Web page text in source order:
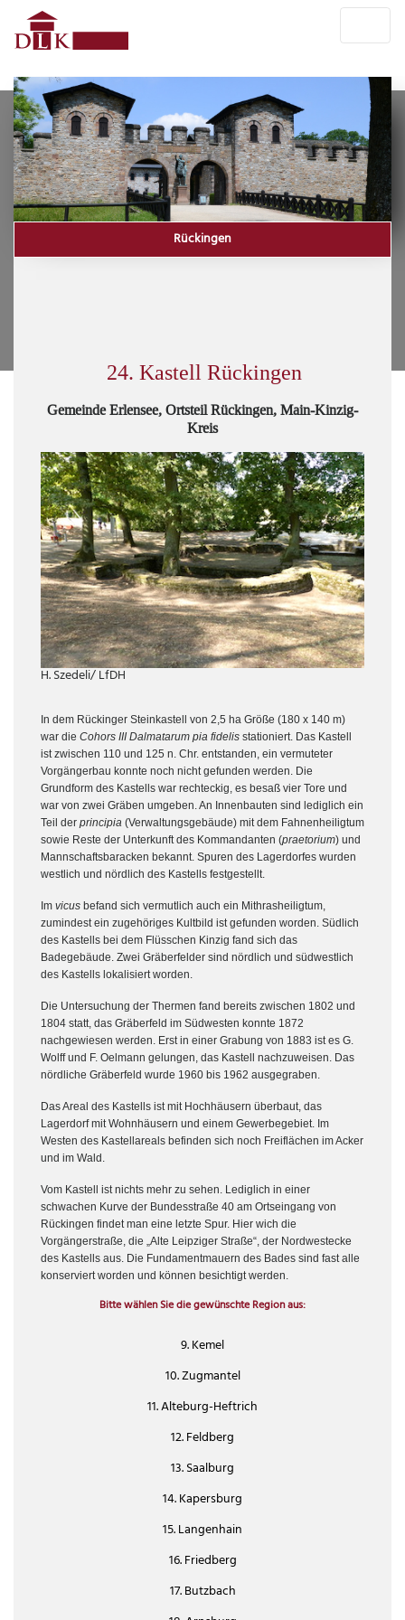
Rückingen
24. Kastell Rückingen
Gemeinde Erlensee, Ortsteil Rückingen, Main-Kinzig-
Kreis
H. Szedeli/ LfDH
In dem Rückinger Steinkastell von 2,5 ha Größe (180 x 140 m)
war die Cohors III Dalmatarum pia fidelis stationiert. Das Kastell
ist zwischen 110 und 125 n. Chr. entstanden, ein vermuteter
Vorgängerbau konnte noch nicht gefunden werden. Die
Grundform des Kastells war rechteckig, es besaß vier Tore und
war von zwei Gräben umgeben. An Innenbauten sind lediglich ein
Teil der principia (Verwaltungsgebäude) mit dem Fahnenheiligtum
sowie Reste der Unterkunft des Kommandanten (praetorium) und
Mannschaftsbaracken bekannt. Spuren des Lagerdorfes wurden
westlich und nördlich des Kastells festgestellt.
Im vicus befand sich vermutlich auch ein Mithrasheiligtum,
zumindest ein zugehöriges Kultbild ist gefunden worden. Südlich
des Kastells bei dem Flüsschen Kinzig fand sich das
Badegebäude. Zwei Gräberfelder sind nördlich und südwestlich
des Kastells lokalisiert worden.
Die Untersuchung der Thermen fand bereits zwischen 1802 und
1804 statt, das Gräberfeld im Südwesten konnte 1872
nachgewiesen werden. Erst in einer Grabung von 1883 ist es G.
Wolff und F. Oelmann gelungen, das Kastell nachzuweisen. Das
nördliche Gräberfeld wurde 1960 bis 1962 ausgegraben.
Das Areal des Kastells ist mit Hochhäusern überbaut, das
Lagerdorf mit Wohnhäusern und einem Gewerbegebiet. Im
Westen des Kastellareals befinden sich noch Freiflächen im Acker
und im Wald.
Vom Kastell ist nichts mehr zu sehen. Lediglich in einer
schwachen Kurve der Bundesstraße 40 am Ortseingang von
Rückingen findet man eine letzte Spur. Hier wich die
Vorgängerstraße, die „Alte Leipziger Straße“, der Nordwestecke
des Kastells aus. Die Fundamentmauern des Bades sind fast alle
konserviert worden und können besichtigt werden.
Bitte wählen Sie die gewünschte Region aus:
9. Kemel
10. Zugmantel
11. Alteburg-Heftrich
12. Feldberg
13. Saalburg
14. Kapersburg
15. Langenhain
16. Friedberg
17. Butzbach